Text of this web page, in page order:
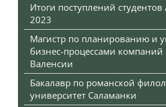
Итоги поступлений студентов
2023
Магистр по планированию и
бизнес-процессами компаний
Валенсии
Бакалавр по романской
университет Саламанки